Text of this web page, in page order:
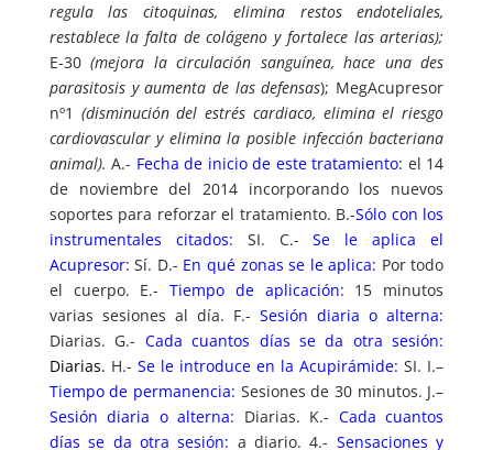
regula las citoquinas, elimina restos endoteliales,
restablece la falta de colágeno y fortalece las arterias);
E-30(mejora la circulación sanguínea, hace una des
parasitosis y aumenta de las defensas); MegAcupresor
nº1 (disminución del estrés cardiaco, elimina el riesgo
cardiovascular y elimina la posible infección bacteriana
animal). A.- Fecha de inicio de este tratamiento: el 14
de noviembre del 2014 incorporando los nuevos
soportes para reforzar el tratamiento. B.-Sólo con los
instrumentales citados: SI. C.-Se le aplica el
Acupresor: Sí. D.- En qué zonas se le aplica: Por todo
el cuerpo. E.-Tiempo de aplicación: 15 minutos
varias sesiones al día. F.- Sesión diaria o alterna:
Diarias. G.- Cada cuantos días se da otra sesión:
Diarias. H.- Se le introduce en la Acupirámide: SI. I.–
Tiempo de permanencia: Sesiones de 30 minutos. J.–
Sesión diaria o alterna: Diarias. K.- Cada cuantos
días se da otra sesión: a diario. 4.- Sensaciones y